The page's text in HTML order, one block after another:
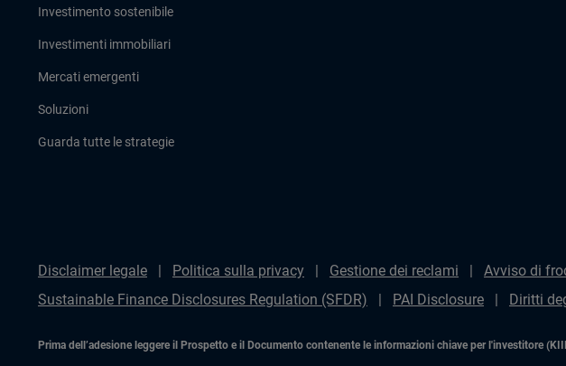
Investimento sostenibile
Investimenti immobiliari
Mercati emergenti
Soluzioni
Guarda tutte le strategie
Disclaimer legale Politica sulla privacy Gestione dei reclami Avviso di
Sustainable Finance Disclosures Regulation (SFDR)
PAI Disclosure Diritti
Prima dell’adesione leggere il Prospetto e il Documento contenente le informazioni chiave per l'investitore